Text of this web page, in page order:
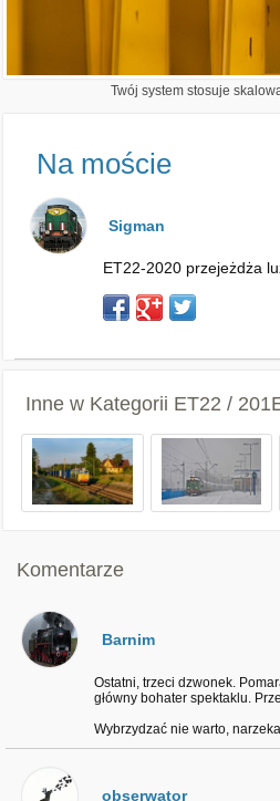
Twój system stosuje
Na moście
Sigman
ET22-2020 przejeżdża
Inne w Kategorii ET22 /
Komentarze
Barnim
Ostatni, trzeci dzwonek.
główny bohater spektaklu.
Wybrzydzać nie warto,
obserwator